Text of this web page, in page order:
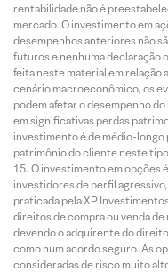
rentabilidade não é
mercado. O investimento em
desempenhos anteriores não
futuros e nenhuma declaração
feita neste material em relação
cenário macroeconômico, os
podem afetar o desempenho
em significativas perdas
investimento é de médio-longo
patrimônio do cliente neste
O investimento em opções
investidores de perfil
praticada pela XP
direitos de compra ou venda
devendo o adquirente do
como num acordo seguro. As
consideradas de risco muito